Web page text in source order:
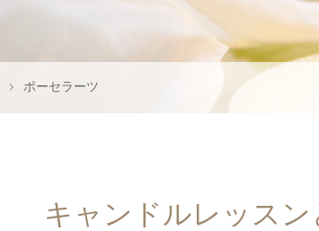
ポーセラーツ
キャンドルレッス